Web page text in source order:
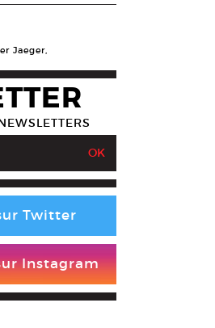
Jaeger,
Twitter
Instagram